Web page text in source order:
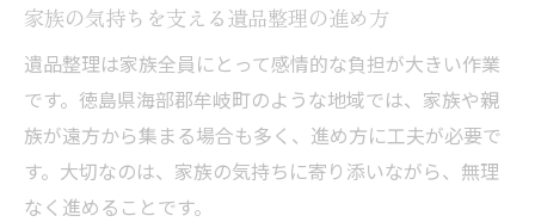
家族の気持ちを支える遺品整理の進め方
遺品整理は家族全員にとって感情的な負担が大きい作業
です。徳島県海部郡牟岐町のような地域では、家族や親
族が遠方から集まる場合も多く、進め方に工夫が必要で
す。大切なのは、家族の気持ちに寄り添いながら、無理
なく進めることです。